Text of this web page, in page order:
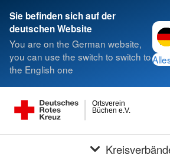
Sie befinden sich auf der
deutschen Website
You are on the German website,
you can use the switch to switch to
the English one
Büchen e.V.
Ortsverein